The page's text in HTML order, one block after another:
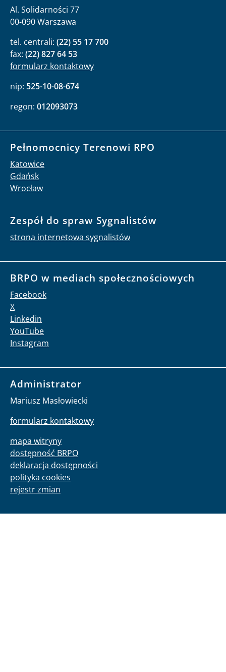
Al. Solidarności 77
00-090 Warszawa
tel. centrali: (22) 55 17 700
fax: (22) 827 64 53
formularz kontaktowy
nip: 525-10-08-674
regon: 012093073
Pełnomocnicy Terenowi RPO
Katowice
Gdańsk
Wrocław
Zespół do spraw Sygnalistów
strona internetowa sygnalistów
BRPO w mediach społecznościowych
Facebook
X
Linkedin
YouTube
Instagram
Administrator
Mariusz Masłowiecki
formularz kontaktowy
mapa witryny
dostępność BRPO
deklaracja dostępności
polityka cookies
rejestr zmian